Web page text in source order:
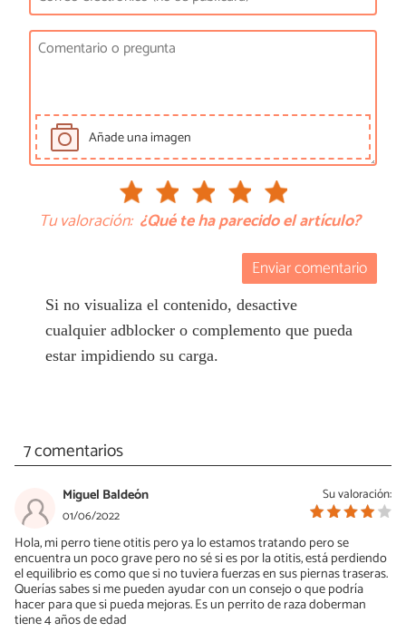
Añade una imagen
Tu valoración: ¿Qué te ha parecido el artículo?
Enviar comentario
Si no visualiza el contenido, desactive
cualquier adblocker o complemento que pueda
estar impidiendo su carga.
7 comentarios
Su valoración:
Miguel Baldeón
01/06/2022
Hola, mi perro tiene otitis pero ya lo estamos tratando pero se
encuentra un poco grave pero no sé si es por la otitis, está perdiendo
el equilibrio es como que si no tuviera fuerzas en sus piernas traseras.
Querías sabes si me pueden ayudar con un consejo o que podría
hacer para que si pueda mejoras. Es un perrito de raza doberman
tiene 4 años de edad